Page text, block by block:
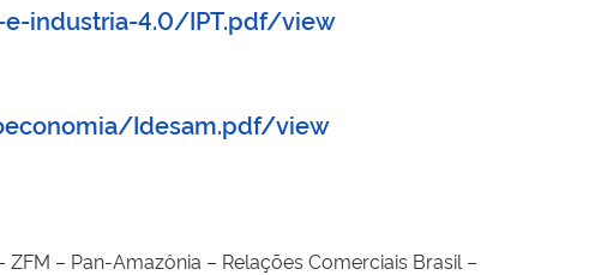
industria-4.0/IPT.pdf/view
Idesam.pdf/view
– Pan-Amazônia – Relações Comerciais Brasil –